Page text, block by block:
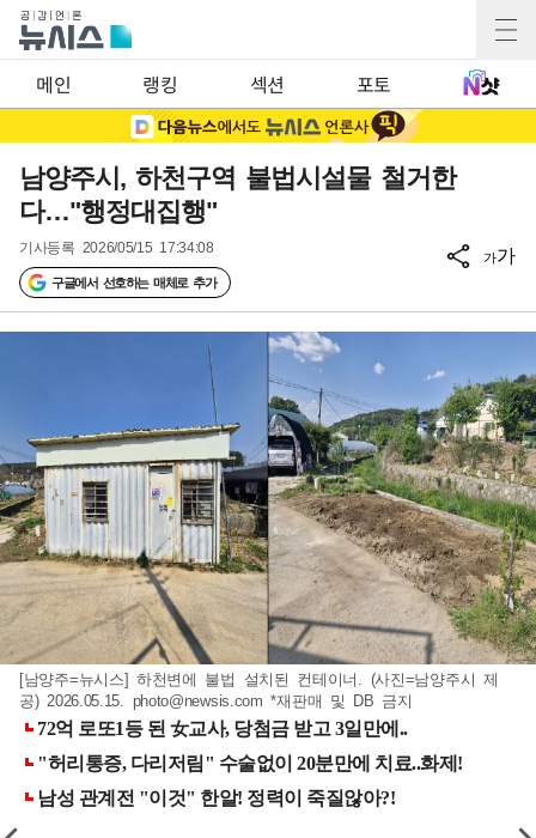
메인 랭킹 섹션 포토
남양주시, 하천구역 불법시설물 철거한
다…"행정대집행"
기사등록 2026/05/15 17:34:08
구글에서 선호하는 매체로 추가
가가
[남양주=뉴시스] 하천변에 불법 설치된 컨테이너. (사진=남양주시 제
공) 2026.05.15. photo@newsis.com *재판매 및 DB 금지